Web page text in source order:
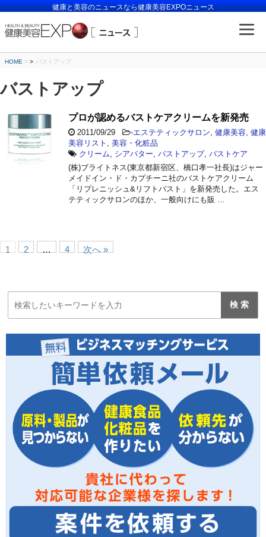
健康と美容のニュースなら健康美容EXPOニュース
HOME > バストアップ
バストアップ
プロが認めるバストケアクリームを新発売
2011/09/29 -エステティックサロン 健康美容 健康
美容リスト
美容・化粧品
クリーム
シアバター バストアップ, バストケア
(株)ブライトネス(東京都新宿区、橋口孝一社長)はジャー
メイドイン・ド・カプチーニ社のバストケアクリーム
「リプレニッシュ&リフトバスト」を新発売した。エス
テティックサロンのほか、一般向けにも販 …
1 2 … 4 次へ »